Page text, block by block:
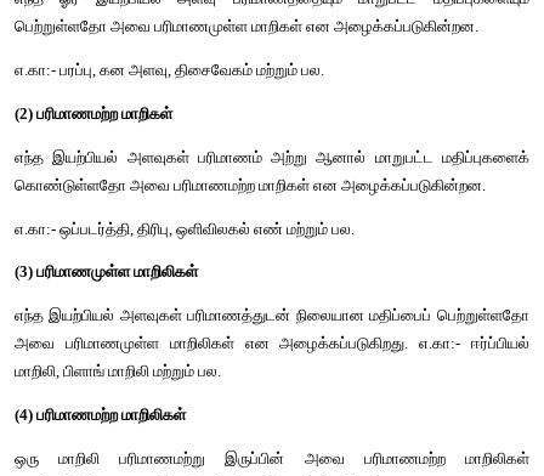
ஒருபடித்தான நெறிமுறை
பரிமாணங்களைப் பொறுத்து, இயற்பியல் அளவுகளை
வகைப்படுத்த முடியும்.
(1) பரிமாணமுள்ள மாறிகள்
எந்த ஓர் இயற்பியல் அளவு பரிமாணத்தையும் மாறுபட்ட
எ.கா:- பரப்பு, கன அளவு, திசைவேகம் மற்றும் பல.
(2) பரிமாணமற்ற மாறிகள்
எந்த இயற்பியல் அளவுகள் பரிமாணம் அற்று ஆனால் மாறுபட்ட
கொண்டுள்ளதோ அவை பரிமாணமற்ற மாறிகள் என